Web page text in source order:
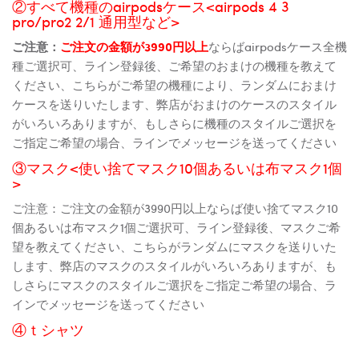
②すべて機種のairpodsケース<airpods 4 3
pro/pro2 2/1 通用型など>
ご注意： ご注文の金額が3990円以上ならばairpodsケース全機
種ご選択可、ライン登録後、ご希望のおまけの機種を教えて
ください、こちらがご希望の機種により、ランダムにおまけ
ケースを送りいたします、弊店がおまけのケースのスタイル
がいろいろありますが、もしさらに機種のスタイルご選択を
ご指定ご希望の場合、ラインでメッセージを送ってください
③マスク<使い捨てマスク10個あるいは布マスク1個
>
ご注意：ご注文の金額が3990円以上ならば使い捨てマスク10
個あるいは布マスク1個ご選択可、ライン登録後、マスクご希
望を教えてください、こちらがランダムにマスクを送りいた
します、弊店のマスクのスタイルがいろいろありますが、も
しさらにマスクのスタイルご選択をご指定ご希望の場合、ラ
インでメッセージを送ってください
④ｔシャツ